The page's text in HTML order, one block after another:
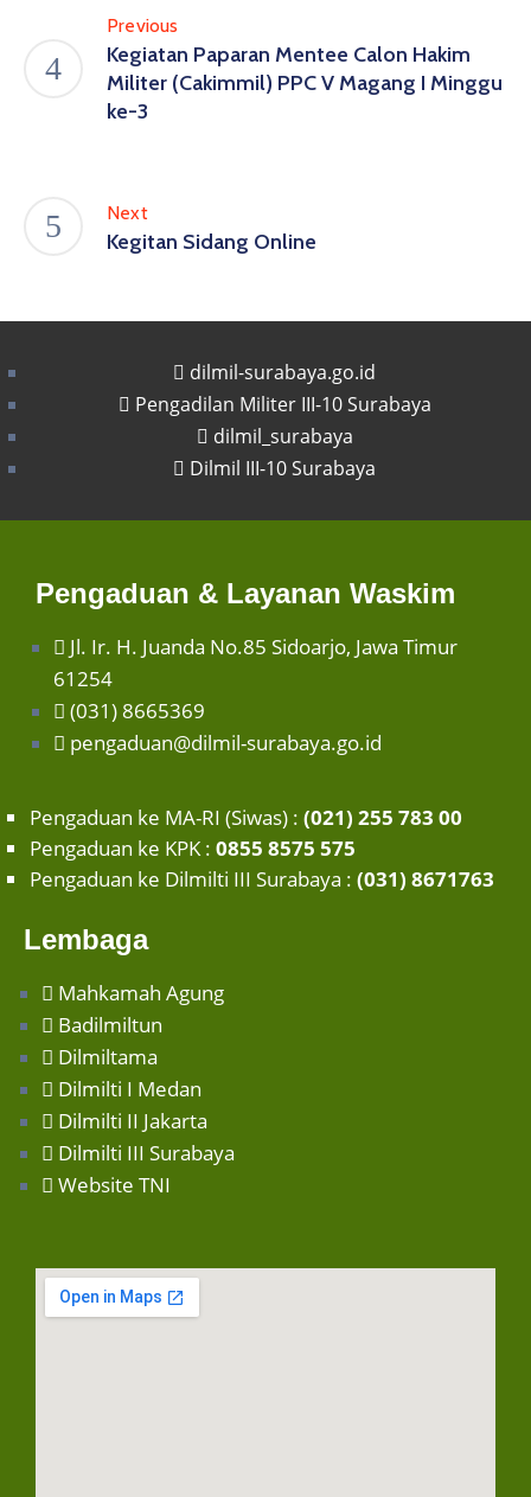
Previous
Kegiatan Paparan Mentee Calon Hakim
Militer (Cakimmil) PPC V Magang I Minggu
ke-3
Next
Kegitan Sidang Online
dilmil-surabaya.go.id
Pengadilan Militer III-10 Surabaya
dilmil_surabaya
Dilmil III-10 Surabaya
Pengaduan & Layanan Waskim
Jl. Ir. H. Juanda No.85 Sidoarjo, Jawa Timur
61254
(031) 8665369
pengaduan@dilmil-surabaya.go.id
Pengaduan ke MA-RI (Siwas) : (021) 255 783 00
Pengaduan ke KPK : 0855 8575 575
Pengaduan ke Dilmilti III Surabaya : (031) 8671763
Lembaga
Mahkamah Agung
Badilmiltun
Dilmiltama
Dilmilti I Medan
Dilmilti II Jakarta
Dilmilti III Surabaya
Website TNI